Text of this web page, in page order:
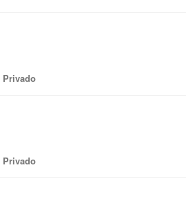
Privado
Privado